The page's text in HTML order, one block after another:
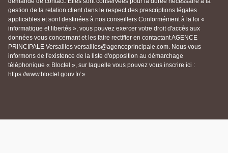
gestion de la relation client dans le respect des prescriptions légales
applicables et sont destinées à nos conseillers Conformément à la loi «
informatique et libertés », vous pouvez exercer votre droit d'accès aux
données vous concernant et les faire rectifier en contactant AGENCE
PRINCIPALE Versailles versailles@agenceprincipale.com. Nous vous
informons de l'existence de la liste d'opposition au démarchage
téléphonique « Bloctel », sur laquelle vous pouvez vous inscrire ici :
https://www.bloctel.gouv.fr/ »